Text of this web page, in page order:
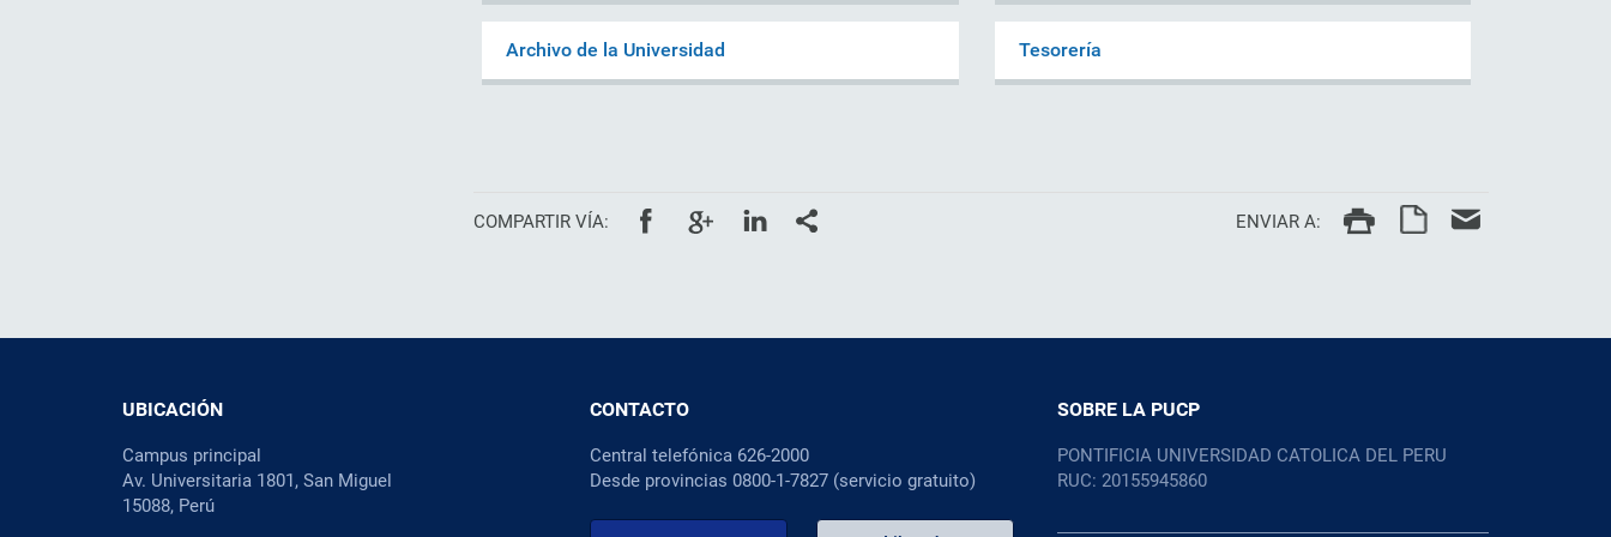
Archivo de la Universidad Tesorería
COMPARTIR VÍA: ENVIAR A:
UBICACIÓN
Campus principal
Av. Universitaria 1801, San Miguel
15088, Perú
CONTACTO
Central telefónica 626-2000
Desde provincias 0800-1-7827 (servicio gratuito)
SOBRE LA PUCP
PONTIFICIA UNIVERSIDAD CATOLICA DEL PERU
RUC: 20155945860